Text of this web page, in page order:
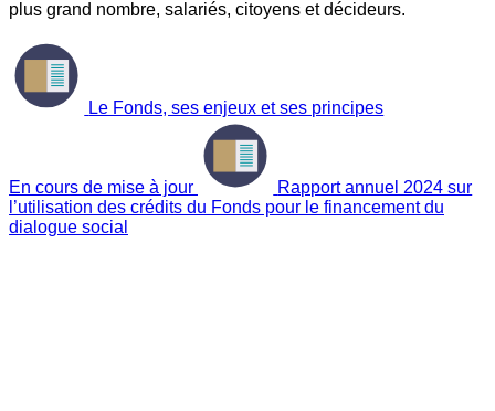
plus grand nombre, salariés, citoyens et décideurs.
Le Fonds, ses enjeux et ses principes
En cours de mise à jour
Rapport annuel 2024 sur
l’utilisation des crédits du Fonds pour le financement du
dialogue social